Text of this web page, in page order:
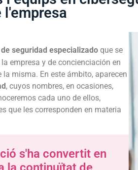
seguridad especializado que se
empresa y de concienciación en
misma. En este ámbito, aparecen
, cuyos nombres, en ocasiones,
cada uno de ellos,
que les corresponden en materia
s'ha convertit en